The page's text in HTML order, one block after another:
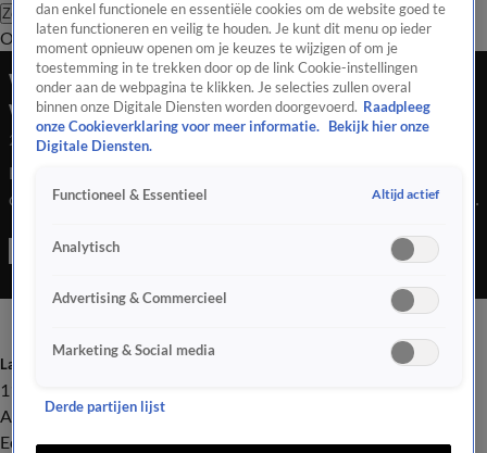
Zoeken
OverzichtRegioUitzendingenWeerTip de redactiePanelVideo's
Weerbeeld verandert: frisser en natter richting
weekend
21 mei 2025, 07:23
Het weer in Nederland laat zich van verschillende kanten zien
deze week: van dichte mist in het oosten tot zon in het zuiden.
richting het weekend.
Laatste nieuws
112
Advies & Tips
Economie
dan enkel functionele en essentiële cookies om de website goed te
laten functioneren en veilig te houden. Je kunt dit menu op ieder
moment opnieuw openen om je keuzes te wijzigen of om je
toestemming in te trekken door op de link Cookie-instellingen
onder aan de webpagina te klikken. Je selecties zullen overal
binnen onze Digitale Diensten worden doorgevoerd. Raadpleeg
onze Cookieverklaring voor meer informatie.
Bekijk hier onze
Digitale Diensten.
Functioneel & Essentieel Altijd actief
Analytisch
Advertising & Commercieel
Marketing & Social media
Derde partijen lijst